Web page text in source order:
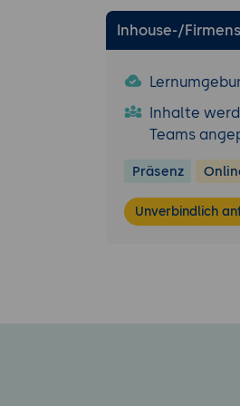
Inhouse-/
Inhalte
Teams
Präsenz
Unverbindlich